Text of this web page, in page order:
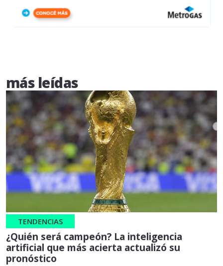
más leídas
TENDENCIAS
¿Quién será campeón? La inteligencia
artificial que más acierta actualizó su
pronóstico